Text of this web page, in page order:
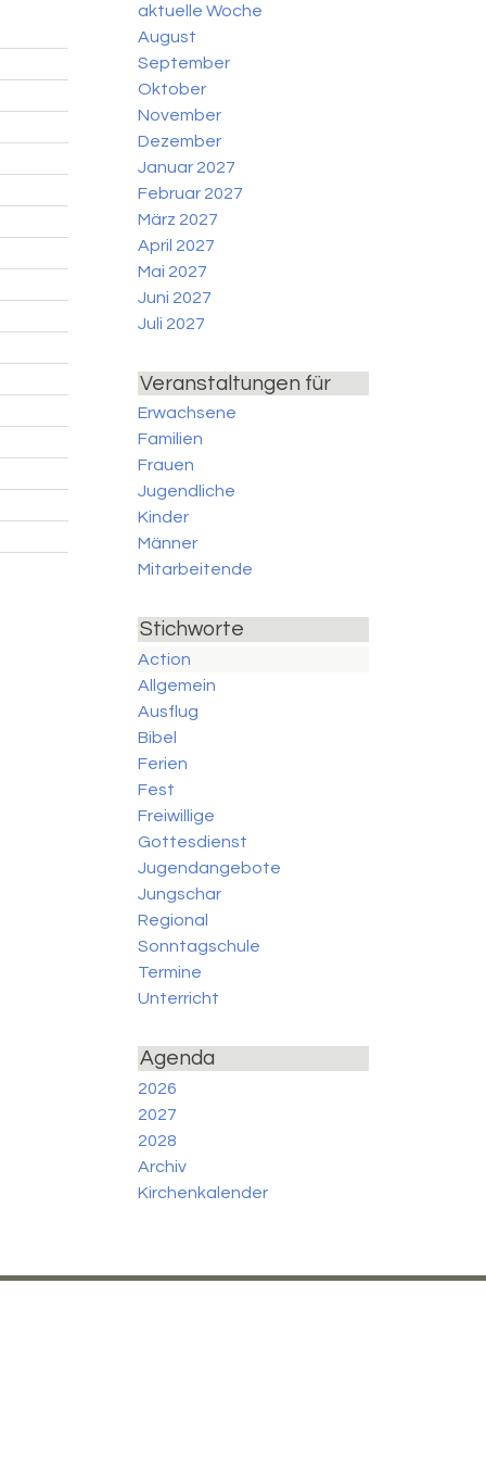
aktuelle Woche
August
September
Oktober
November
Dezember
Januar 2027
Februar 2027
März 2027
April 2027
Mai 2027
Juni 2027
Juli 2027
Veranstaltungen für
Erwachsene
Familien
Frauen
Jugendliche
Kinder
Männer
Mitarbeitende
Stichworte
Action
Allgemein
Ausflug
Bibel
Ferien
Fest
Freiwillige
Gottesdienst
Jugendangebote
Jungschar
Regional
Sonntagschule
Termine
Unterricht
Agenda
2026
2027
2028
Archiv
Kirchenkalender